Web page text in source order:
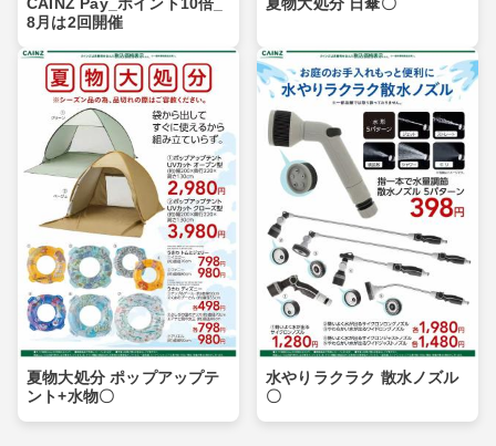
8月は2回開催
夏物大処分 ポップアップテ
ント+水物〇
水やりラクラク 散水ノズル
〇